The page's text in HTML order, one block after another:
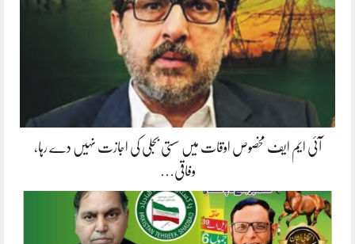
آئی ایم ایف مخصوص اوقات میں سستی بجلی کی اجازت نہیں دے رہا،
وفاقی…